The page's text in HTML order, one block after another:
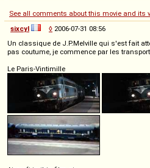
See all comments about this movie and its
sixcyl
◊ 2006-07-31 08:56
Un classique de J.P.Melville qui s'est fait
pas coutume, je commence par les
Le Paris-Vintimille